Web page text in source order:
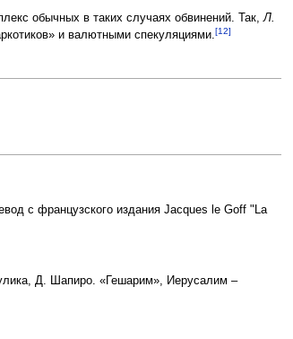
обычных в таких случаях обвинений. Так,Л.
и валютными спекуляциями.[12]
с французского издания Jacques le Goff "La
Д. Шапиро. «Гешарим», Иерусалим –